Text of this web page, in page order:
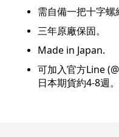
需自備一把十字
三年原廠保固。
Made in Japan.
可加入官方Line
日本期貨約4-8週。